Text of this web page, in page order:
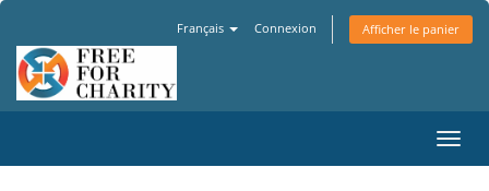
Français Connexion Afficher le panier
la